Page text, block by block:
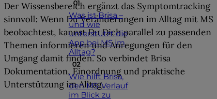
Was ist Brisa –
und wie
unterstützt die
App bei MS im
Alltag?
Wie hilft Brisa,
den MS-Verlauf
im Blick zu
Der Wissensbereich ergänzt das Symptomtracking
sinnvoll: Wenn Du Veränderungen im Alltag mit MS
beobachtest, kannst Du Dich parallel zu passenden
Themen informieren und Anregungen für den
Umgang damit finden.So verbindet Brisa
Dokumentation, Einordnung und praktische
Unterstützung im Alltag.